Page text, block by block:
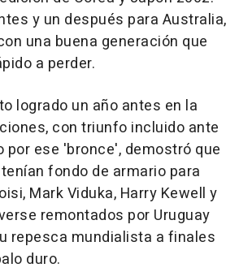
y un después para Australia,
una buena generación que
a perder.
logrado un año antes en la
con triunfo incluido ante
por ese 'bronce', demostró que
fondo de armario para
Mark Viduka, Harry Kewell y
remontados por Uruguay
repesca mundialista a finales
duro.